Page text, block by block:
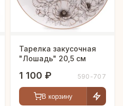
Тарелка закусочная
"Лошадь" 20,5 см
1 100 ₽ 590-707
В корзину